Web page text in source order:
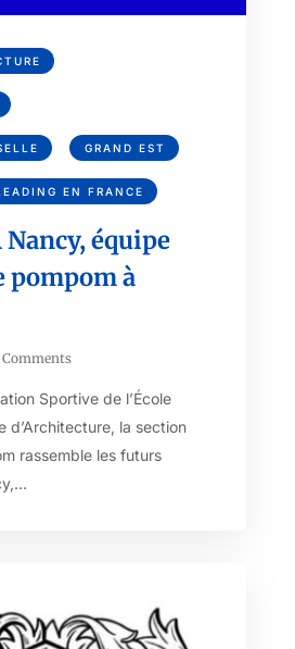
GRAND EST
EN FRANCE
Nancy, équipe
pompom à
Comments
Sportive de l’École
d’Architecture, la section
rassemble les futurs